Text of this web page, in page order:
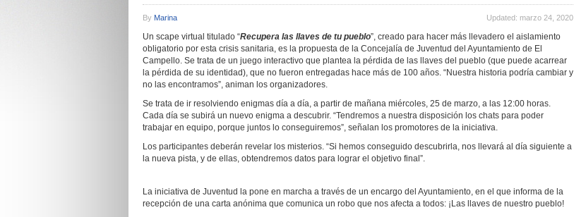
By Marina Updated: marzo 24, 2020
Un scape virtual titulado “Recupera las llaves de tu pueblo”, creado para hacer más llevadero el aislamiento
obligatorio por esta crisis sanitaria, es la propuesta de la Concejalía de Juventud del Ayuntamiento de El
Campello. Se trata de un juego interactivo que plantea la pérdida de las llaves del pueblo (que puede acarrear
la pérdida de su identidad), que no fueron entregadas hace más de 100 años. “Nuestra historia podría cambiar y
no las encontramos”, animan los organizadores.
Se trata de ir resolviendo enigmas día a día, a partir de mañana miércoles, 25 de marzo, a las 12:00 horas.
Cada día se subirá un nuevo enigma a descubrir. “Tendremos a nuestra disposición los chats para poder
trabajar en equipo, porque juntos lo conseguiremos”, señalan los promotores de la iniciativa.
Los participantes deberán revelar los misterios. “Si hemos conseguido descubrirla, nos llevará al día siguiente a
la nueva pista, y de ellas, obtendremos datos para lograr el objetivo final”.
La iniciativa de Juventud la pone en marcha a través de un encargo del Ayuntamiento, en el que informa de la
recepción de una carta anónima que comunica un robo que nos afecta a todos: ¡Las llaves de nuestro pueblo!